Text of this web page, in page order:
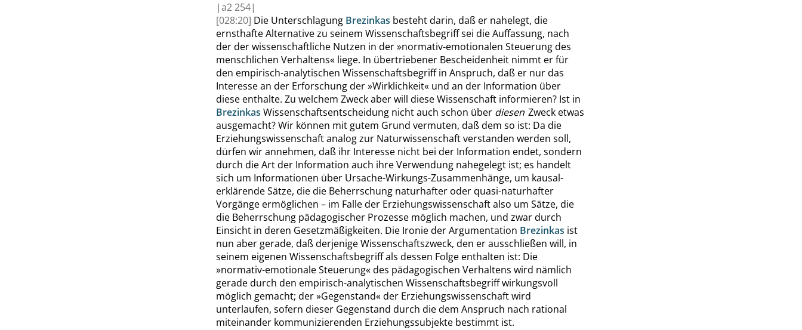
|a2254|
[028:20] Die Unterschlagung Brezinkas besteht darin, daß er nahelegt, die
ernsthafte Alternative zu seinem Wissenschaftsbegriff sei die Auffassung, nach
der der wissenschaftliche Nutzen in der»normativ-emotionalen Steuerung des
menschlichen Verhaltens« liege. In übertriebener Bescheidenheit nimmt er für
den empirisch-analytischen Wissenschaftsbegriff in Anspruch, daß er nur das
Interesse an der Erforschung der»Wirklichkeit« und an der Information über
diese enthalte. Zu welchem Zweck aber will diese Wissenschaft informieren? Ist in
Brezinkas Wissenschaftsentscheidung nicht auch schon über diesen Zweck etwas
ausgemacht? Wir können mit gutem Grund vermuten, daß dem so ist: Da die
Erziehungswissenschaft analog zur Naturwissenschaft verstanden werden soll,
dürfen wir annehmen, daß ihr Interesse nicht bei der Information endet, sondern
durch die Art der Information auch ihre Verwendung nahegelegt ist; es handelt
sich um Informationen über Ursache-Wirkungs-Zusammenhänge, um kausal-
erklärende Sätze, die die Beherrschung naturhafter oder quasi-naturhafter
Vorgänge ermöglichen – im Falle der Erziehungswissenschaft also um Sätze, die
die Beherrschung pädagogischer Prozesse möglich machen, und zwar durch
Einsicht in deren Gesetzmäßigkeiten. Die Ironie der Argumentation Brezinkas ist
nun aber gerade, daß derjenige Wissenschaftszweck, den er ausschließen will, in
seinem eigenen Wissenschaftsbegriff als dessen Folge enthalten ist: Die
»normativ-emotionale Steuerung«des pädagogischen Verhaltens wird nämlich
gerade durch den empirisch-analytischen Wissenschaftsbegriff wirkungsvoll
möglich gemacht; der»Gegenstand«der Erziehungswissenschaft wird
unterlaufen, sofern dieser Gegenstand durch die dem Anspruch nach rational
miteinander kommunizierenden Erziehungssubjekte bestimmt ist.